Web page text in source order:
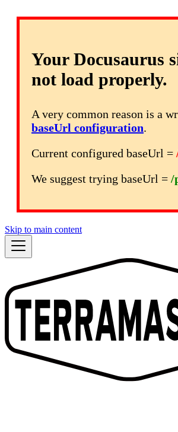
Your Docusaurus
not load properly.
A very common reason is a
baseUrl configuration.
Current configured baseUrl =
We suggest trying baseUrl = /
Skip to main content